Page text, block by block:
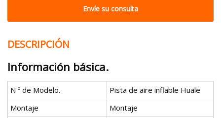
Envíe su consulta
DESCRIPCIÓN
Información básica.
N º de Modelo.
Pista de aire inflable Huale
Montaje
Montaje